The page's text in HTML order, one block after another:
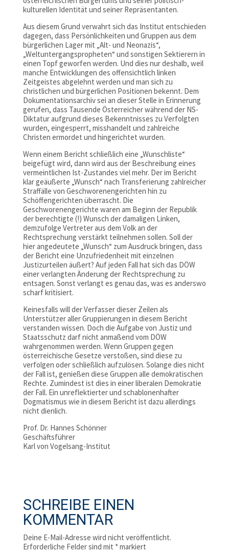
kulturellen Identität und seiner Repräsentanten.
Aus diesem Grund verwahrt sich das Institut entschieden
dagegen, dass Persönlichkeiten und Gruppen aus dem
bürgerlichen Lager mit „Alt- und Neonazis“,
„Weltuntergangspropheten“ und sonstigen Sektierern in
einen Topf geworfen werden. Und dies nur deshalb, weil
manche Entwicklungen des offensichtlich linken
Zeitgeistes abgelehnt werden und man sich zu
christlichen und bürgerlichen Positionen bekennt. Dem
Dokumentationsarchiv sei an dieser Stelle in Erinnerung
gerufen, dass Tausende Österreicher während der NS-
Diktatur aufgrund dieses Bekenntnisses zu Verfolgten
wurden, eingesperrt, misshandelt und zahlreiche
Christen ermordet und hingerichtet wurden.
Wenn einem Bericht schließlich eine „Wunschliste“
beigefügt wird, dann wird aus der Beschreibung eines
vermeintlichen Ist-Zustandes viel mehr. Der im Bericht
klar geäußerte „Wunsch“ nach Transferierung zahlreicher
Straffälle von Geschworenengerichten hin zu
Schöffengerichten überrascht. Die
Geschworenengerichte waren am Beginn der Republik
der berechtigte (!) Wunsch der damaligen Linken,
demzufolge Vertreter aus dem Volk an der
Rechtsprechung verstärkt teilnehmen sollen. Soll der
hier angedeutete „Wunsch“ zum Ausdruck bringen, dass
der Bericht eine Unzufriedenheit mit einzelnen
Justizurteilen äußert? Auf jeden Fall hat sich das DÖW
einer verlangten Änderung der Rechtsprechung zu
entsagen. Sonst verlangt es genau das, was es anderswo
scharf kritisiert.
Keinesfalls will der Verfasser dieser Zeilen als
Unterstützer aller Gruppierungen in diesem Bericht
verstanden wissen. Doch die Aufgabe von Justiz und
Staatsschutz darf nicht anmaßend vom DÖW
wahrgenommen werden. Wenn Gruppen gegen
österreichische Gesetze verstoßen, sind diese zu
verfolgen oder schließlich aufzulösen. Solange dies nicht
der Fall ist, genießen diese Gruppen alle demokratischen
Rechte. Zumindest ist dies in einer liberalen Demokratie
der Fall. Ein unreflektierter und schablonenhafter
Dogmatismus wie in diesem Bericht ist dazu allerdings
nicht dienlich.
Prof. Dr. Hannes Schönner
Geschäftsführer
Karl von Vogelsang-Institut
SCHREIBE EINEN
KOMMENTAR
Deine E-Mail-Adresse wird nicht veröffentlicht.
Erforderliche Felder sind mit *markiert